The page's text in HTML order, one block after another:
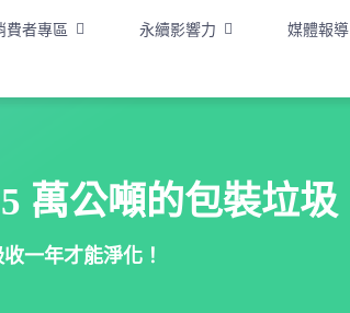
費者專區 永續影響力 媒體報導
5 萬公噸的包裝垃圾
一年才能淨化！